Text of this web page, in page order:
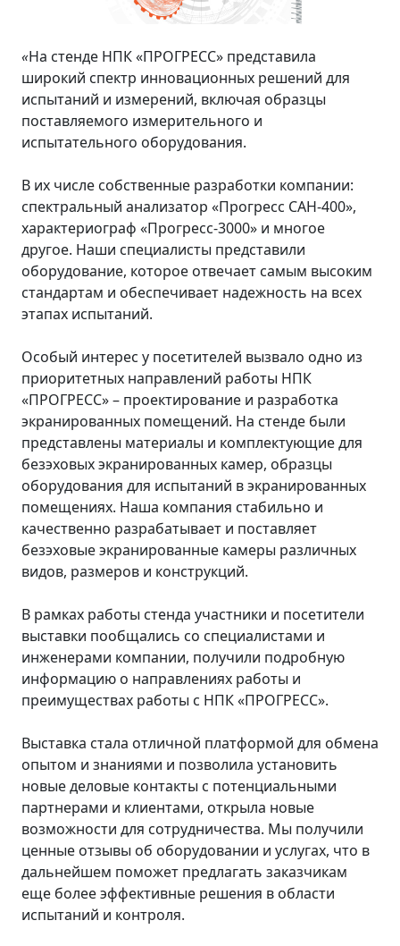
«На стенде НПК «ПРОГРЕСС» представила
широкий спектр инновационных решений для
испытаний и измерений, включая образцы
поставляемого измерительного и
испытательного оборудования.
В их числе собственные разработки компании:
спектральный анализатор «Прогресс САН-400»,
характериограф «Прогресс-3000» и многое
другое. Наши специалисты представили
оборудование, которое отвечает самым высоким
стандартам и обеспечивает надежность на всех
этапах испытаний.
Особый интерес у посетителей вызвало одно из
приоритетных направлений работы НПК
«ПРОГРЕСС» – проектирование и разработка
экранированных помещений. На стенде были
представлены материалы и комплектующие для
безэховых экранированных камер, образцы
оборудования для испытаний в экранированных
помещениях. Наша компания стабильно и
качественно разрабатывает и поставляет
безэховые экранированные камеры различных
видов, размеров и конструкций.
В рамках работы стенда участники и посетители
выставки пообщались со специалистами и
инженерами компании, получили подробную
информацию о направлениях работы и
преимуществах работы с НПК «ПРОГРЕСС».
Выставка стала отличной платформой для обмена
опытом и знаниями и позволила установить
новые деловые контакты с потенциальными
партнерами и клиентами, открыла новые
возможности для сотрудничества. Мы получили
ценные отзывы об оборудовании и услугах, что в
дальнейшем поможет предлагать заказчикам
еще более эффективные решения в области
испытаний и контроля.